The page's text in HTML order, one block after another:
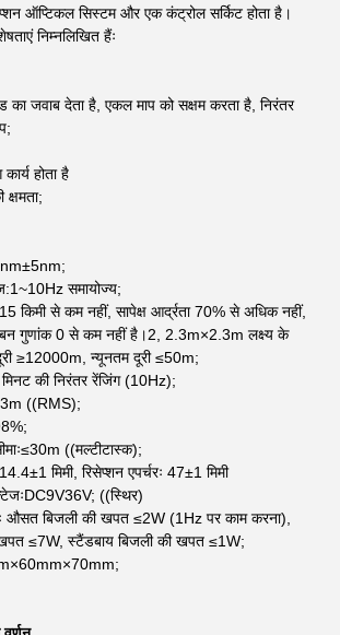
ऑप्टिकल सिस्टम और एक कंट्रोल सर्किट होता है।
निम्नलिखित हैंः
का जवाब देता है, एकल माप को सक्षम करता है, निरंतर
होता है
क्षमता;
समायोज्य;
किमी से कम नहीं, सापेक्ष आर्द्रता 70% से अधिक नहीं,
गुणांक 0 से कम नहीं है।2, 2.3m×2.3m लक्ष्य के
≥12000m, न्यूनतम दूरी ≤50m;
की निरंतर रेंजिंग (10Hz);
((RMS);
((मल्टीटास्क);
मिमी, रिसेप्शन एपर्चरः 47±1 मिमी
((स्थिर)
औसत बिजली की खपत ≤2W (1Hz पर काम करना),
≤7W, स्टैंडबाय बिजली की खपत ≤1W;